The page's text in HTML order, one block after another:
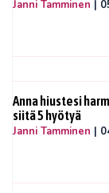
Janni Tamminen |
Anna hiustesi
siitä 5 hyötyä
Janni Tamminen |